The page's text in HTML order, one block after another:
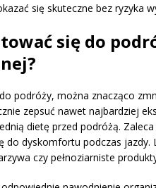
się skuteczne bez ryzyka
się do
podróży, można znacząco
zepsuć nawet najbardziej
dietę przed podróżą. Zaleca
do dyskomfortu podczas
czy pełnoziarniste